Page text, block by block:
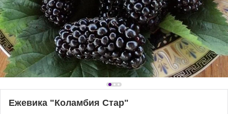
Ежевика "Коламбия Стар"